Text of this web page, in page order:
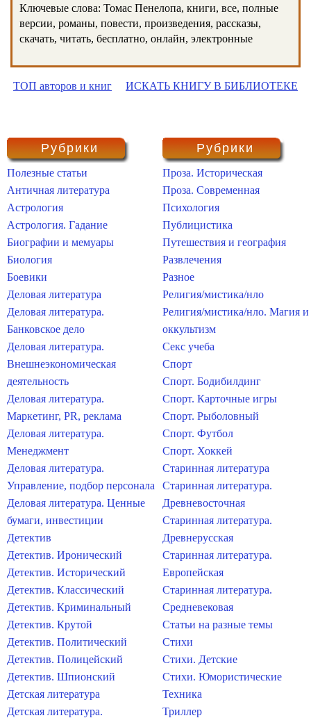
Ключевые слова: Томас Пенелопа, книги, все, полные
версии, романы, повести, произведения, рассказы,
скачать, читать, бесплатно, онлайн, электронные
ТОП авторов и книг ИСКАТЬ КНИГУ В БИБЛИОТЕКЕ
Рубрики
Полезные статьи
Античная литература
Астрология
Астрология. Гадание
Биографии и мемуары
Биология
Боевики
Деловая литература
Деловая литература.
Банковское дело
Деловая литература.
Внешнеэкономическая
деятельность
Деловая литература.
Маркетинг, PR, реклама
Деловая литература.
Менеджмент
Деловая литература.
Управление, подбор персонала
Деловая литература. Ценные
бумаги, инвестиции
Детектив
Детектив. Иронический
Детектив. Исторический
Детектив. Классический
Детектив. Криминальный
Детектив. Крутой
Детектив. Политический
Детектив. Полицейский
Детектив. Шпионский
Детская литература
Детская литература.
Рубрики
Проза. Историческая
Проза. Современная
Психология
Публицистика
Путешествия и география
Развлечения
Разное
Религия/мистика/нло
Религия/мистика/нло. Магия и
оккультизм
Секс учеба
Спорт
Спорт. Бодибилдинг
Спорт. Карточные игры
Спорт. Рыболовный
Спорт. Футбол
Спорт. Хоккей
Старинная литература
Старинная литература.
Древневосточная
Старинная литература.
Древнерусская
Старинная литература.
Европейская
Старинная литература.
Средневековая
Статьи на разные темы
Стихи
Стихи. Детские
Стихи. Юмористические
Техника
Триллер